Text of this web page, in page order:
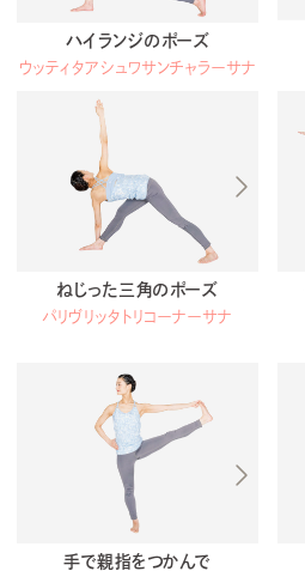
ハイランジのポーズ
ウッティタアシュワサンチャラーサナ
ねじった三角のポーズ
パリヴリッタトリコーナーサナ
手で親指をつかんで